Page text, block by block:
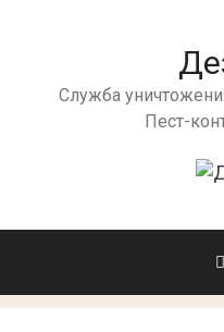
Служба
Пест-